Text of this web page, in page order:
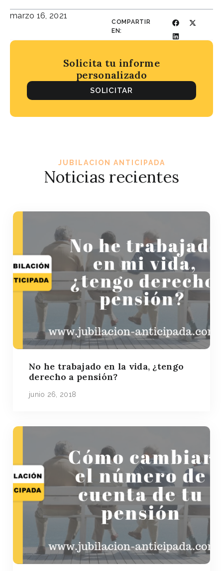
marzo 16, 2021
COMPARTIR
EN:
Solicita tu informe
personalizado
SOLICITAR
JUBILACION ANTICIPADA
Noticias recientes
No he trabajado en la vida, ¿tengo
derecho a pensión?
junio 26, 2018